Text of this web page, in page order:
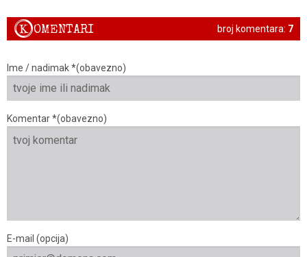
broj komentara: 7
KOMENTARI
Ime / nadimak *(obavezno)
Komentar *(obavezno)
E-mail (opcija)